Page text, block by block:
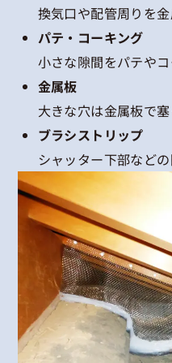
換気口や配管周りを
パテ・コーキング
小さな隙間をパテや
金属板
大きな穴は金属板で
ブラシストリップ
シャッター下部など